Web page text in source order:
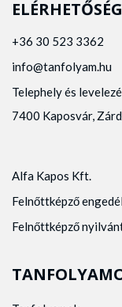
+36 30 523 3362
info@tanfolyam.hu
Telephely és
7400 Kaposvár,
Alfa Kapos Kft.
Felnőttképző
Felnőttképző